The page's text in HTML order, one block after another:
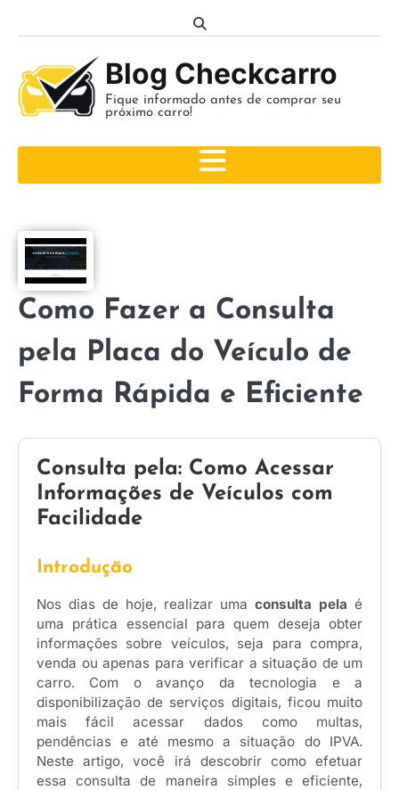
Blog Checkcarro
Fique informado antes de comprar seu
próximo carro!
Como Fazer a Consulta
pela Placa do Veículo de
Forma Rápida e Eficiente
Consulta pela: Como Acessar
Informações de Veículos com
Facilidade
Introdução
Nos dias de hoje, realizar uma consulta pela é
uma prática essencial para quem deseja obter
informações sobre veículos, seja para compra,
venda ou apenas para verificar a situação de um
carro. Com o avanço da tecnologia e a
disponibilização de serviços digitais, ficou muito
mais fácil acessar dados como multas,
pendências e até mesmo a situação do IPVA.
Neste artigo, você irá descobrir como efetuar
essa consulta de maneira simples e eficiente,